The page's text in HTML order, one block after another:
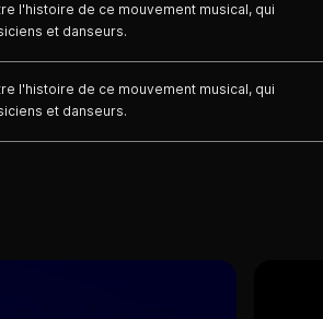
l'histoire de ce mouvement musical, qui
et danseurs.
l'histoire de ce mouvement musical, qui
et danseurs.